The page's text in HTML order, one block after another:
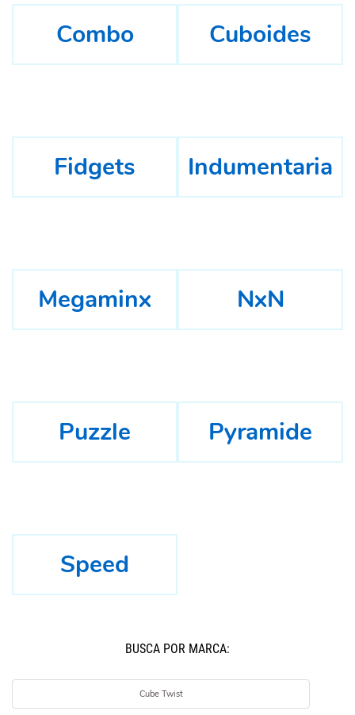
Combo Cuboides
Fidgets Indumentaria
Megaminx NxN
Puzzle Pyramide
Speed
BUSCÁ POR MARCA:
Cube Twist